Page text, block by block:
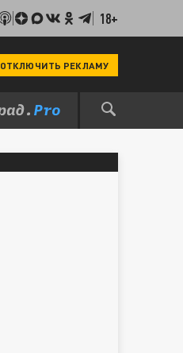
18+
ОТКЛЮЧИТЬ РЕКЛАМУ